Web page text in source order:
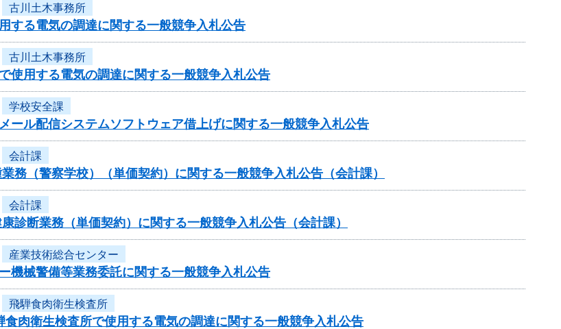
古川土木事務所
する電気の調達に関する一般競争入札公告
古川土木事務所
使用する電気の調達に関する一般競争入札公告
学校安全課
ール配信システムソフトウェア借上げに関する一般競争入札公告
会計課
務（警察学校）（単価契約）に関する一般競争入札公告（会計課）
会計課
診断業務（単価契約）に関する一般競争入札公告（会計課）
産業技術総合センター
機械警備等業務委託に関する一般競争入札公告
飛騨食肉衛生検査所
食肉衛生検査所で使用する電気の調達に関する一般競争入札公告